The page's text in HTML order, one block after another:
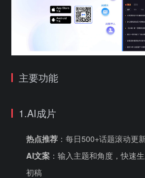
主要功能
1.AI成片
热点推荐 ：每日500+话题滚动更
AI文案 ：输入主题和角度，快速
初稿